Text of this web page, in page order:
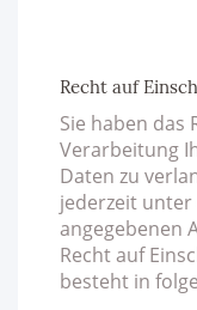
Recht auf
Sie haben das
Verarbeitung
Daten zu
jederzeit
angegebenen
Recht auf
besteht in